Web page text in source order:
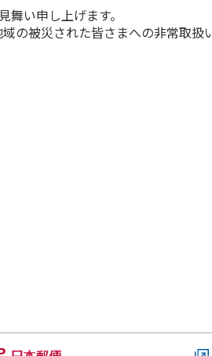
い申し上げます。
の被災された皆さまへの非常取扱